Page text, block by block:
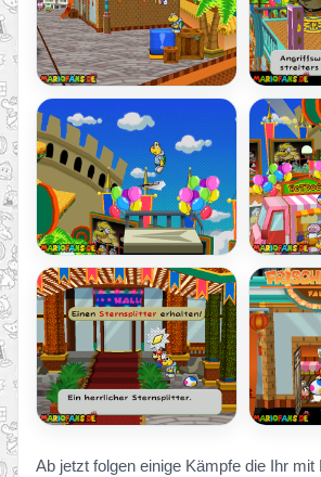
Ab jetzt folgen einige Kämpfe die Ihr mit